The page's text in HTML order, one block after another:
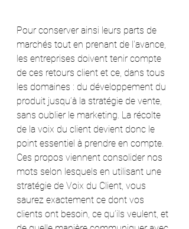
Pour conserver ainsi leurs parts de
marchés tout en prenant de l'avance,
les entreprises doivent tenir compte
de ces retours client et ce, dans tous
les domaines : du développement du
produit jusqu’à la stratégie de vente,
sans oublier le marketing. La récolte
de la voix du client devient donc le
point essentiel à prendre en compte.
Ces propos viennent consolider nos
mots selon lesquels en utilisant une
stratégie de Voix du Client, vous
saurez exactement ce dont vos
clients ont besoin, ce qu’ils veulent, et